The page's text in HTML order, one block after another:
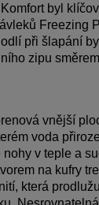
byl
Freezing
při šlapání
zipu
vnější
voda
nohy v teple a
na kufry
která